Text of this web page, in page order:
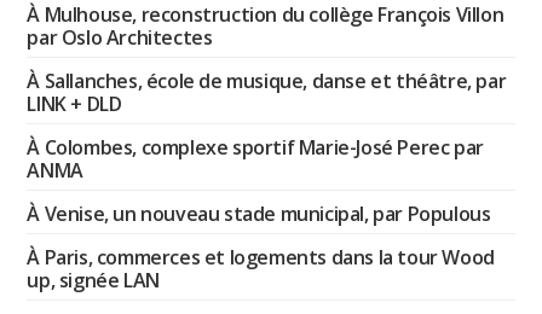
À Mulhouse, reconstruction du collège François Villon
par Oslo Architectes
À Sallanches, école de musique, danse et théâtre, par
LINK + DLD
À Colombes, complexe sportif Marie-José Perec par
ANMA
À Venise, un nouveau stade municipal, par Populous
À Paris, commerces et logements dans la tour Wood
up, signée LAN